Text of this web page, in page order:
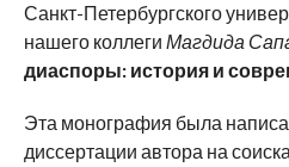
Санкт-Петербургского
нашего коллеги Магдида
диаспоры: история и
Эта монография была
диссертации автора на